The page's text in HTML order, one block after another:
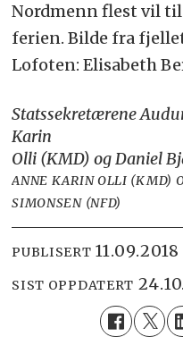
Nordmenn flest vil
ferien. Bilde fra
Lofoten: Elisabeth
Statssekretærene
Karin
Olli (KMD) og Daniel
ANNE KARIN OLLI (KMD)
SIMONSEN (NFD)
PUBLISERT
SIST OPPDATERT